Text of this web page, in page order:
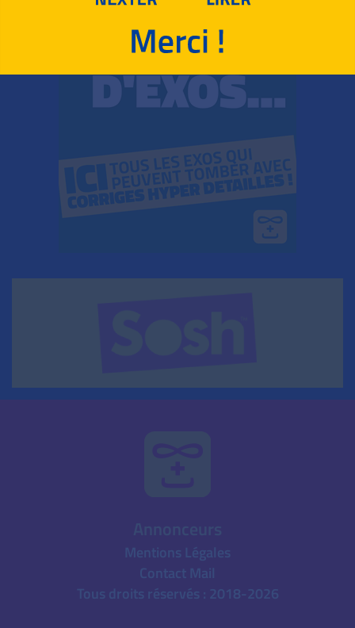
Mentions Légales
Contact Mail
Tous droits réservés : 2018-2026